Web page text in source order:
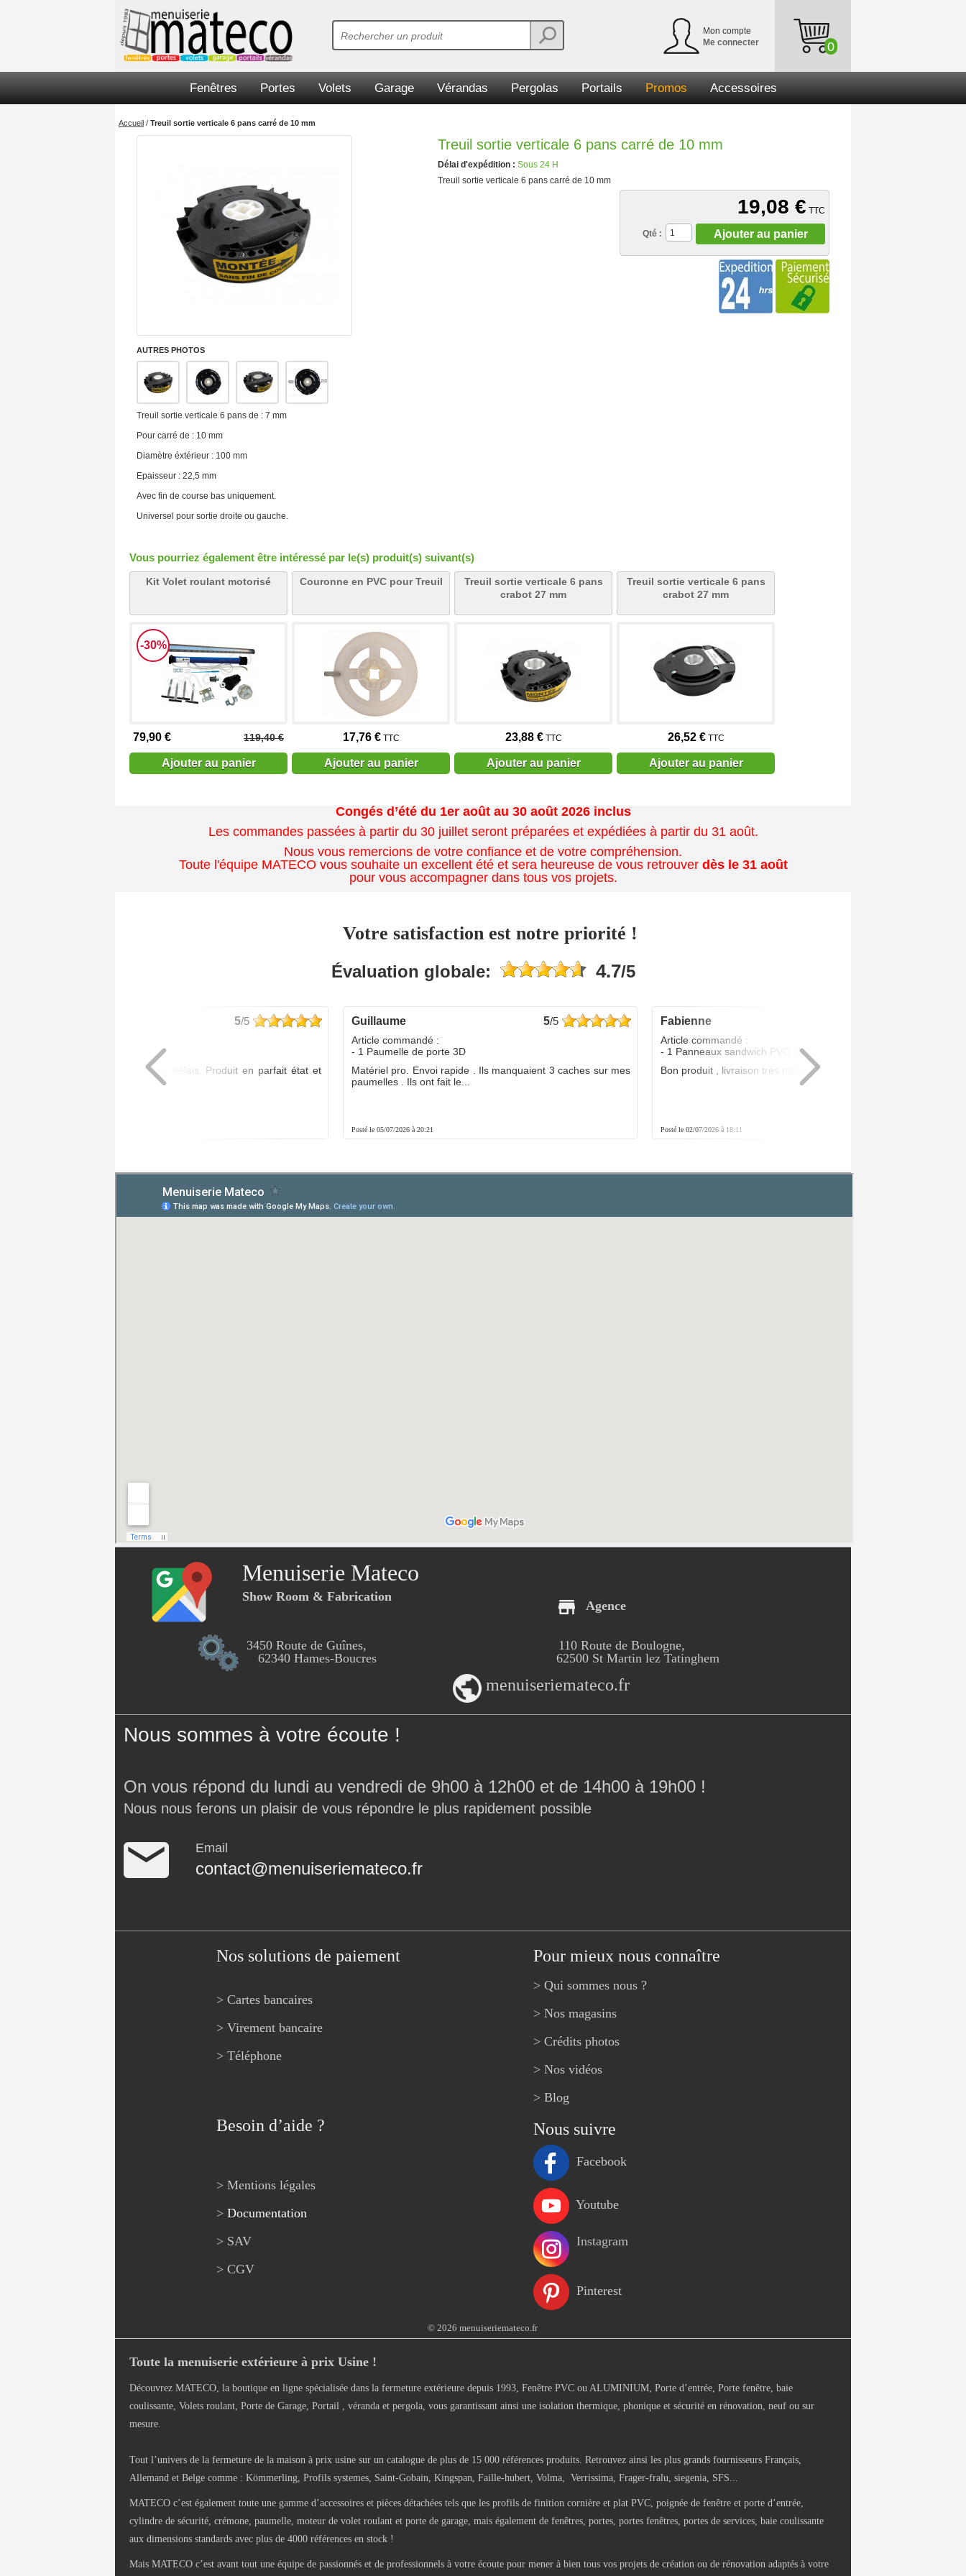
Mon compte
Me connecter
0
Fenêtres Portes Volets Garage Vérandas Pergolas Portails Promos Accessoires
Accueil / Treuil sortie verticale 6 pans carré de 10 mm
Treuil sortie verticale 6 pans carré de 10 mm
Délai d'expédition : Sous 24 H
Treuil sortie verticale 6 pans carré de 10 mm
19,08 € TTC
Qté : Ajouter au panier
AUTRES PHOTOS
Treuil sortie verticale 6 pans de : 7 mm
Pour carré de : 10 mm
Diamètre éxtérieur : 100 mm
Epaisseur : 22,5 mm
Avec fin de course bas uniquement.
Universel pour sortie droite ou gauche.
Vous pourriez également être intéressé par le(s) produit(s) suivant(s)
Kit Volet roulant motorisé
-30%
119,40 €
79,90 €
Ajouter au panier
Couronne en PVC pour Treuil
17,76 €TTC
Ajouter au panier
Treuil sortie verticale 6 pans
crabot 27 mm
23,88 €TTC
Ajouter au panier
Treuil sortie verticale 6 pans
crabot 27 mm
26,52 €TTC
Ajouter au panier
Congés d’été du 1er août au 30 août 2026 inclus
Les commandes passées à partir du 30 juillet seront préparées et expédiées à partir du 31 août.
Nous vous remercions de votre confiance et de votre compréhension.
Toute l'équipe MATECO vous souhaite un excellent été et sera heureuse de vous retrouver dès le 31 août
pour vous accompagner dans tous vos projets.
Votre satisfaction est notre priorité !
Évaluation globale: 4.7/5
5/5
Livraison assurée dans les délais. Produit en parfait état et
guillaume 5/5
Posté le 05/07/2026 à 20:21
Article commandé :
- 1 Paumelle de porte 3D
Matériel pro. Envoi rapide . Ils manquaient 3 caches sur mes
paumelles . Ils ont fait le...
fabienne
Posté le 02/07/2026 à 18:11
Article commandé :
- 1 Panneaux sandwich PVC Blanc 24 MM
Bon produit , livraison très rapide .Parfait
Menuiserie Mateco
Show Room & Fabrication
Agence
3450 Route de Guînes,
62340 Hames-Boucres
110 Route de Boulogne,
62500 St Martin lez Tatinghem
menuiseriemateco.fr
Nous sommes à votre écoute !
On vous répond du lundi au vendredi de 9h00 à 12h00 et de 14h00 à 19h00 !
Nous nous ferons un plaisir de vous répondre le plus rapidement possible
Email
contact@menuiseriemateco.fr
Nos solutions de paiement Pour mieux nous connaître
> Cartes bancaires
> Virement bancaire
> Téléphone
> Qui sommes nous ?
> Nos magasins
> Crédits photos
> Nos vidéos
> Blog
Besoin d’aide ? Nous suivre
> Mentions légales
> Documentation
> SAV
> CGV
Facebook
Youtube
Instagram
Pinterest
© 2026 menuiseriemateco.fr
Toute la menuiserie extérieure à prix Usine !
Découvrez MATECO, la boutique en ligne spécialisée dans la fermeture extérieure depuis 1993, Fenêtre PVC ou ALUMINIUM, Porte d’entrée, Porte fenêtre, baie
coulissante, Volets roulant, Porte de Garage, Portail , véranda et pergola, vous garantissant ainsi une isolation thermique, phonique et sécurité en rénovation, neuf ou sur
mesure.
Tout l’univers de la fermeture de la maison à prix usine sur un catalogue de plus de 15 000 références produits. Retrouvez ainsi les plus grands fournisseurs Français,
Allemand et Belge comme : Kömmerling, Profils systemes, Saint-Gobain, Kingspan, Faille-hubert, Volma, Verrissima, Frager-fralu, siegenia, SFS...
MATECO c’est également toute une gamme d’accessoires et pièces détachées tels que les profils de finition cornière et plat PVC, poignée de fenêtre et porte d’entrée,
cylindre de sécurité, crémone, paumelle, moteur de volet roulant et porte de garage, mais également de fenêtres, portes, portes fenêtres, portes de services, baie coulissante
aux dimensions standards avec plus de 4000 références en stock !
Mais MATECO c’est avant tout une équipe de passionnés et de professionnels à votre écoute pour mener à bien tous vos projets de création ou de rénovation adaptés à votre